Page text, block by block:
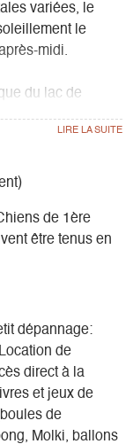
variées, le
le
midi.
du lac de
sont
être dans un
des activités de
cadre paysager,
Trièves s’efforce
la nature en
de
de 1ère
être tenus en
dépannage:
de
direct à la
et jeux de
de
Molki, ballons